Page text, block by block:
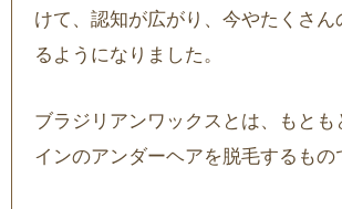
けて、認知が広がり、今やたくさん
るようになりました。
ブラジリアンワックスとは、もとも
インのアンダーヘアを脱毛するもの